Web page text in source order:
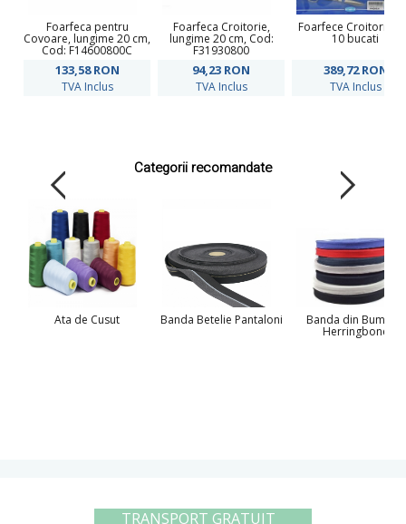
Foarfeca pentru
Covoare, lungime 20 cm,
Cod: F14600800C
133,58RON
TVA Inclus
Foarfeca Croitorie,
lungime 20 cm, Cod:
F31930800
94,23 RON
TVA Inclus
Foarfece Croitorie,
10 bucati
389,72RON
TVA Inclus
Categorii recomandate
Ata de Cusut Banda Betelie Pantaloni Banda din Bumbac
Herringbone
TRANSPORT GRATUIT